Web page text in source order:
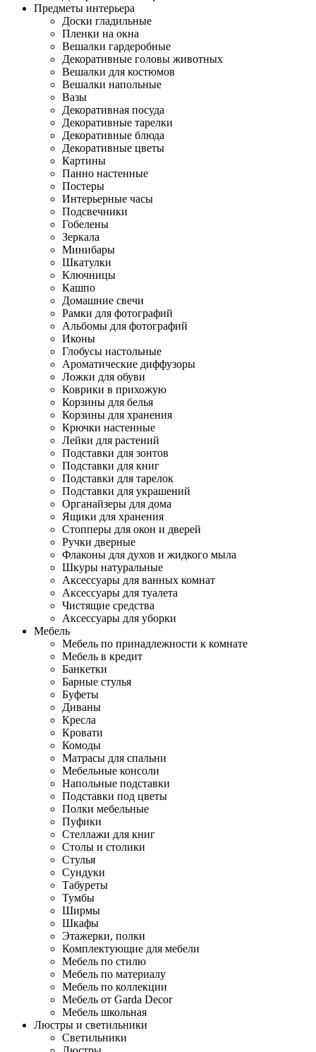
Предметы интерьера
Доски гладильные
Пленки на окна
Вешалки гардеробные
Декоративные головы животных
Вешалки для костюмов
Вешалки напольные
Вазы
Декоративная посуда
Декоративные тарелки
Декоративные блюда
Декоративные цветы
Картины
Панно настенные
Постеры
Интерьерные часы
Подсвечники
Гобелены
Зеркала
Минибары
Шкатулки
Ключницы
Кашпо
Домашние свечи
Рамки для фотографий
Альбомы для фотографий
Иконы
Глобусы настольные
Ароматические диффузоры
Ложки для обуви
Коврики в прихожую
Корзины для белья
Корзины для хранения
Крючки настенные
Лейки для растений
Подставки для зонтов
Подставки для книг
Подставки для тарелок
Подставки для украшений
Органайзеры для дома
Ящики для хранения
Стопперы для окон и дверей
Ручки дверные
Флаконы для духов и жидкого мыла
Шкуры натуральные
Аксессуары для ванных комнат
Аксессуары для туалета
Чистящие средства
Аксессуары для уборки
Мебель
Мебель по принадлежности к комнате
Мебель в кредит
Банкетки
Барные стулья
Буфеты
Диваны
Кресла
Кровати
Комоды
Матрасы для спальни
Мебельные консоли
Напольные подставки
Подставки под цветы
Полки мебельные
Пуфики
Стеллажи для книг
Столы и столики
Стулья
Сундуки
Табуреты
Тумбы
Ширмы
Шкафы
Этажерки, полки
Комплектующие для мебели
Мебель по стилю
Мебель по материалу
Мебель по коллекции
Мебель от Garda Decor
Мебель школьная
Люстры и светильники
Светильники